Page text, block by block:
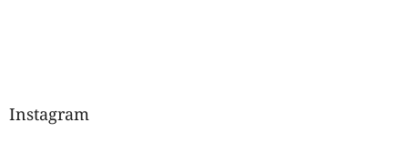
Instagram